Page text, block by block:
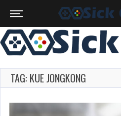
TAG: KUE JONGKONG